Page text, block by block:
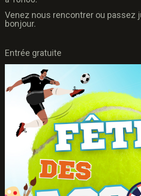
Venez nous rencontrer ou passez
bonjour.
Entrée gratuite